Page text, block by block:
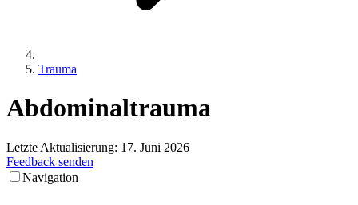
Trauma
Abdominaltrauma
Letzte Aktualisierung: 17. Juni 2026
Feedback senden
Navigation